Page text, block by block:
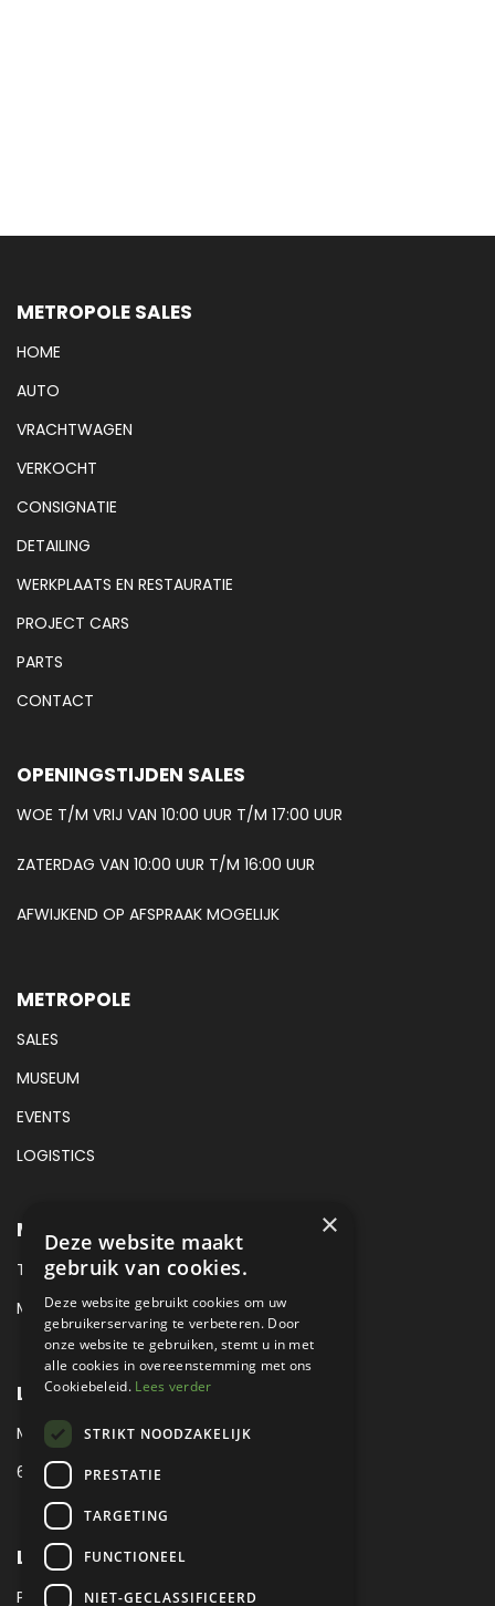
METROPOLE SALES
HOME
AUTO
VRACHTWAGEN
VERKOCHT
CONSIGNATIE
DETAILING
WERKPLAATS EN RESTAURATIE
PROJECT CARS
PARTS
CONTACT
OPENINGSTIJDEN SALES
WOE T/M VRIJ VAN 10:00 UUR T/M 17:00 UUR
ZATERDAG VAN 10:00 UUR T/M 16:00 UUR
AFWIJKEND OP AFSPRAAK MOGELIJK
METROPOLE
SALES
MUSEUM
EVENTS
LOGISTICS
METROPOLE SALES CONTACT
TEL:+31 (0) 88 425 94 00
MAIL:SALES@METROPOLE.NL
LOCATIE
MEUBELLAAN 1 / VIA ENZO FERRARI
6651 KV DRUTEN / THE NETHERLANDS
LEGAL
PRIVACY VERKLARING
×
Deze website maakt
gebruik van cookies.
Deze website gebruikt cookies om uw
gebruikerservaring te verbeteren. Door
onze website te gebruiken, stemt u in met
alle cookies in overeenstemming met ons
Cookiebeleid. Lees verder
STRIKT NOODZAKELIJK
PRESTATIE
TARGETING
FUNCTIONEEL
NIET-GECLASSIFICEERD